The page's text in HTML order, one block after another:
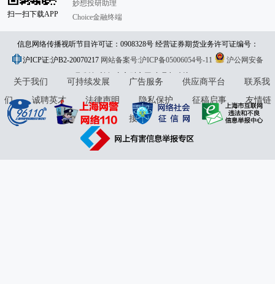
扫一扫下载APP
妙想投研助理
Choice金融终端
信息网络传播视听节目许可证：0908328号 经营证券期货业务许可证编号：
913101046312860336 违法和不良信息举报:021-61278686 举报邮箱：
jubao@eastmoney.com
沪ICP证:沪B2-20070217 网站备案号:沪ICP备05006054号-11
沪公网安备
31010402000120号版权所有:东方财富网意见与建议:4000300059/952500
关于我们 可持续发展 广告服务 供应商平台
联系我
们
诚聘英才 法律声明 隐私保护 征稿启事
友情链
接